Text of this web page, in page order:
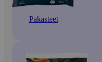
Pakasteet